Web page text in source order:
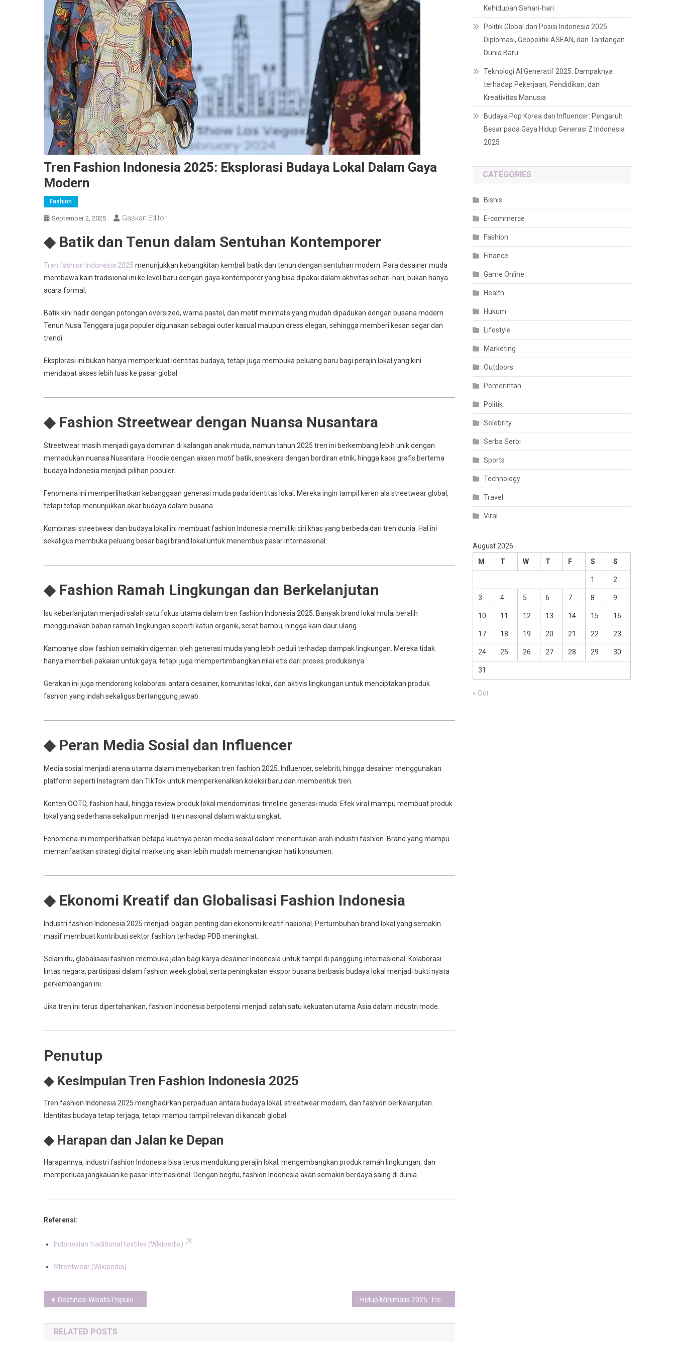
Tren Fashion Indonesia 2025: Eksplorasi Budaya Lokal Dalam Gaya
Modern
Fashion
September 2, 2025 Gaskan Editor
◆ Batik dan Tenun dalam Sentuhan Kontemporer
Tren fashion Indonesia 2025 menunjukkan kebangkitan kembali batik dan tenun dengan sentuhan modern. Para desainer muda
membawa kain tradisional ini ke level baru dengan gaya kontemporer yang bisa dipakai dalam aktivitas sehari-hari, bukan hanya
acara formal.
Batik kini hadir dengan potongan oversized, warna pastel, dan motif minimalis yang mudah dipadukan dengan busana modern.
Tenun Nusa Tenggara juga populer digunakan sebagai outer kasual maupun dress elegan, sehingga memberi kesan segar dan
trendi.
Eksplorasi ini bukan hanya memperkuat identitas budaya, tetapi juga membuka peluang baru bagi perajin lokal yang kini
mendapat akses lebih luas ke pasar global.
◆ Fashion Streetwear dengan Nuansa Nusantara
Streetwear masih menjadi gaya dominan di kalangan anak muda, namun tahun 2025 tren ini berkembang lebih unik dengan
memadukan nuansa Nusantara. Hoodie dengan aksen motif batik, sneakers dengan bordiran etnik, hingga kaos grafis bertema
budaya Indonesia menjadi pilihan populer.
Fenomena ini memperlihatkan kebanggaan generasi muda pada identitas lokal. Mereka ingin tampil keren ala streetwear global,
tetapi tetap menunjukkan akar budaya dalam busana.
Kombinasi streetwear dan budaya lokal ini membuat fashion Indonesia memiliki ciri khas yang berbeda dari tren dunia. Hal ini
sekaligus membuka peluang besar bagi brand lokal untuk menembus pasar internasional.
◆ Fashion Ramah Lingkungan dan Berkelanjutan
Isu keberlanjutan menjadi salah satu fokus utama dalam tren fashion Indonesia 2025. Banyak brand lokal mulai beralih
menggunakan bahan ramah lingkungan seperti katun organik, serat bambu, hingga kain daur ulang.
Kampanye slow fashion semakin digemari oleh generasi muda yang lebih peduli terhadap dampak lingkungan. Mereka tidak
hanya membeli pakaian untuk gaya, tetapi juga mempertimbangkan nilai etis dari proses produksinya.
Gerakan ini juga mendorong kolaborasi antara desainer, komunitas lokal, dan aktivis lingkungan untuk menciptakan produk
fashion yang indah sekaligus bertanggung jawab.
◆ Peran Media Sosial dan Influencer
Media sosial menjadi arena utama dalam menyebarkan tren fashion 2025. Influencer, selebriti, hingga desainer menggunakan
platform seperti Instagram dan TikTok untuk memperkenalkan koleksi baru dan membentuk tren.
Konten OOTD, fashion haul, hingga review produk lokal mendominasi timeline generasi muda. Efek viral mampu membuat produk
lokal yang sederhana sekalipun menjadi tren nasional dalam waktu singkat.
Fenomena ini memperlihatkan betapa kuatnya peran media sosial dalam menentukan arah industri fashion. Brand yang mampu
memanfaatkan strategi digital marketing akan lebih mudah memenangkan hati konsumen.
◆ Ekonomi Kreatif dan Globalisasi Fashion Indonesia
Industri fashion Indonesia 2025 menjadi bagian penting dari ekonomi kreatif nasional. Pertumbuhan brand lokal yang semakin
masif membuat kontribusi sektor fashion terhadap PDB meningkat.
Selain itu, globalisasi fashion membuka jalan bagi karya desainer Indonesia untuk tampil di panggung internasional. Kolaborasi
lintas negara, partisipasi dalam fashion week global, serta peningkatan ekspor busana berbasis budaya lokal menjadi bukti nyata
perkembangan ini.
Jika tren ini terus dipertahankan, fashion Indonesia berpotensi menjadi salah satu kekuatan utama Asia dalam industri mode.
Penutup
◆ Kesimpulan Tren Fashion Indonesia 2025
Tren fashion Indonesia 2025 menghadirkan perpaduan antara budaya lokal, streetwear modern, dan fashion berkelanjutan.
Identitas budaya tetap terjaga, tetapi mampu tampil relevan di kancah global.
◆ Harapan dan Jalan ke Depan
Harapannya, industri fashion Indonesia bisa terus mendukung perajin lokal, mengembangkan produk ramah lingkungan, dan
memperluas jangkauan ke pasar internasional. Dengan begitu, fashion Indonesia akan semakin berdaya saing di dunia.
Referensi:
Indonesian traditional textiles (Wikipedia)
Streetwear (Wikipedia)
Post
navigation
Destinasi Wisata Populer Indonesia 2025: Bali, Labuan Bajo, hingga IKN Nusantara
RELATED POSTS
Kehidupan Sehari-hari
Politik Global dan Posisi Indonesia 2025:
Diplomasi, Geopolitik ASEAN, dan Tantangan
Dunia Baru
Teknologi AI Generatif 2025: Dampaknya
terhadap Pekerjaan, Pendidikan, dan
Kreativitas Manusia
Budaya Pop Korea dan Influencer: Pengaruh
Besar pada Gaya Hidup Generasi Z Indonesia
2025
CATEGORIES
Bisnis
E-commerce
Fashion
Finance
Game Online
Health
Hukum
Lifestyle
Marketing
Outdoors
Pemerintah
Politik
Selebrity
Serba Serbi
Sports
Technology
Travel
Viral
August 2026
M
T W T F S S
1 2
3 4 5 6 7 8 9
10 11 12 13 14 15 16
17 18 19 20 21 22 23
24 25 26 27 28 29 30
31
« Oct